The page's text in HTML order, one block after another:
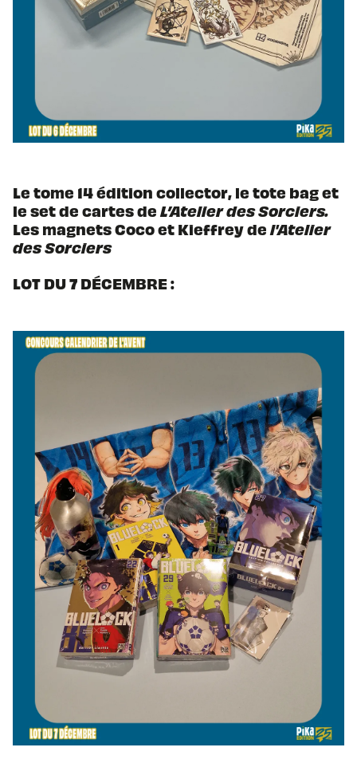
Le tome 14 édition collector, le tote bag et
le set de cartes de L’Atelier des Sorciers.
Les magnets Coco et Kieffrey de l'Atelier
des Sorciers
LOT DU 7 DÉCEMBRE :